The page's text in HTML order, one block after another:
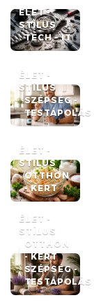
ÉLET -
STÍLUS
TECH - IT
ÉLET -
STÍLUS
SZÉPSÉG -
TESTÁPOLÁS
ÉLET -
STÍLUS
OTTHON
- KERT
ÉLET -
STÍLUS
OTTHON
- KERT
SZÉPSÉG -
TESTÁPOLÁS